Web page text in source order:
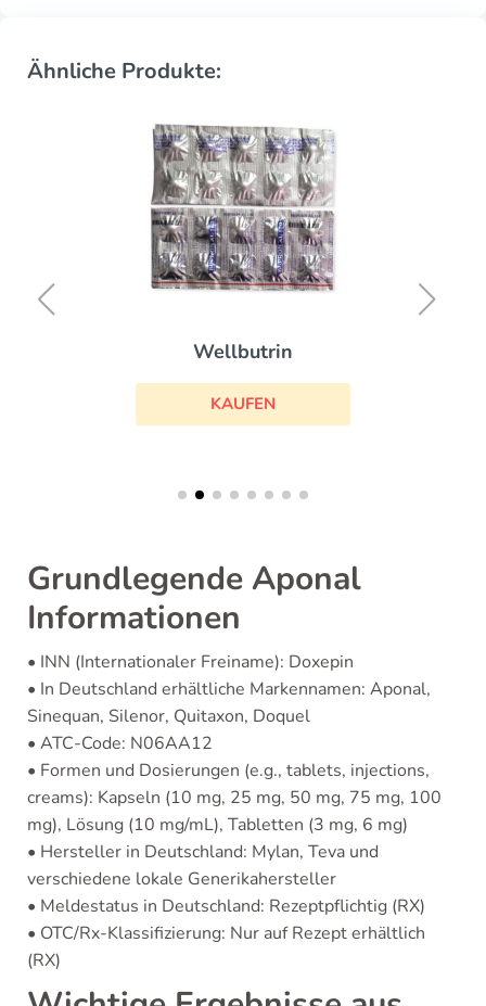
Ähnliche Produkte:
Wellbutrin
KAUFEN
Grundlegende Aponal
Informationen
• INN (Internationaler Freiname): Doxepin
• In Deutschland erhältliche Markennamen: Aponal,
Sinequan, Silenor, Quitaxon, Doquel
• ATC-Code: N06AA12
• Formen und Dosierungen (e.g., tablets, injections,
creams): Kapseln (10 mg, 25 mg, 50 mg, 75 mg, 100
mg), Lösung (10 mg/mL), Tabletten (3 mg, 6 mg)
• Hersteller in Deutschland: Mylan, Teva und
verschiedene lokale Generikahersteller
• Meldestatus in Deutschland: Rezeptpflichtig (RX)
• OTC/Rx-Klassifizierung: Nur auf Rezept erhältlich
(RX)